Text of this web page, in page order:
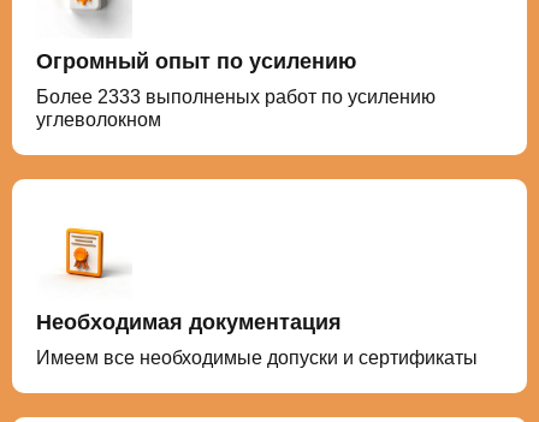
Огромный опыт по усилению
Более 2333 выполненых работ по усилению
углеволокном
Необходимая документация
Имеем все необходимые допуски и сертификаты